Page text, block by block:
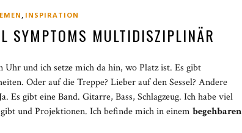
, INSPIRATION
SYMPTOMS MULTIDISZIPLINÄR
und ich setze mich da hin, wo Platz ist. Es gibt
Oder auf die Treppe? Lieber auf den Sessel? Andere
Es gibt eine Band. Gitarre, Bass, Schlagzeug. Ich habe viel
und Projektionen. Ich befinde mich in einem begehbaren